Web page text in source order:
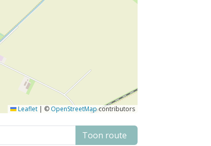
Leaflet | © OpenStreetMapcontributors
Toon route